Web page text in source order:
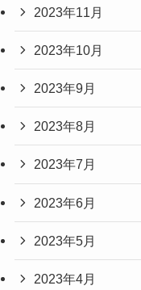
2023年11月
2023年10月
2023年9月
2023年8月
2023年7月
2023年6月
2023年5月
2023年4月